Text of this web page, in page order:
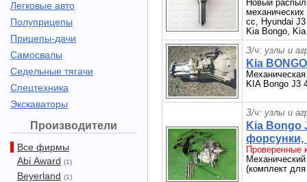
Легковые авто
Полуприцепы
Прицепы-дачи
Самосвалы
Седельные тягачи
Спецтехника
Экскаваторы
Производители
Все фирмы
Abi Award (1)
Beyerland (1)
Новый
сс, Hyundai
Kia Bongo,
З/ч: узлы и
Kia
KIA Bongo J3
З/ч: узлы и
Kia Bongo
форсунки,
Проверенные
(комплект